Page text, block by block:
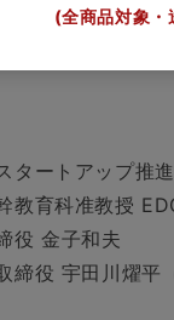
企業とベンチ
ョンのモデル
タートアップ推
教育科准教授
役 ⾦⼦和夫
締役 宇⽥川燿平